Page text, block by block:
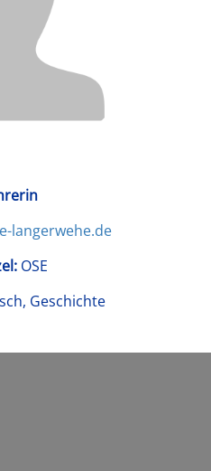
langerwehe.de
OSE
Geschichte